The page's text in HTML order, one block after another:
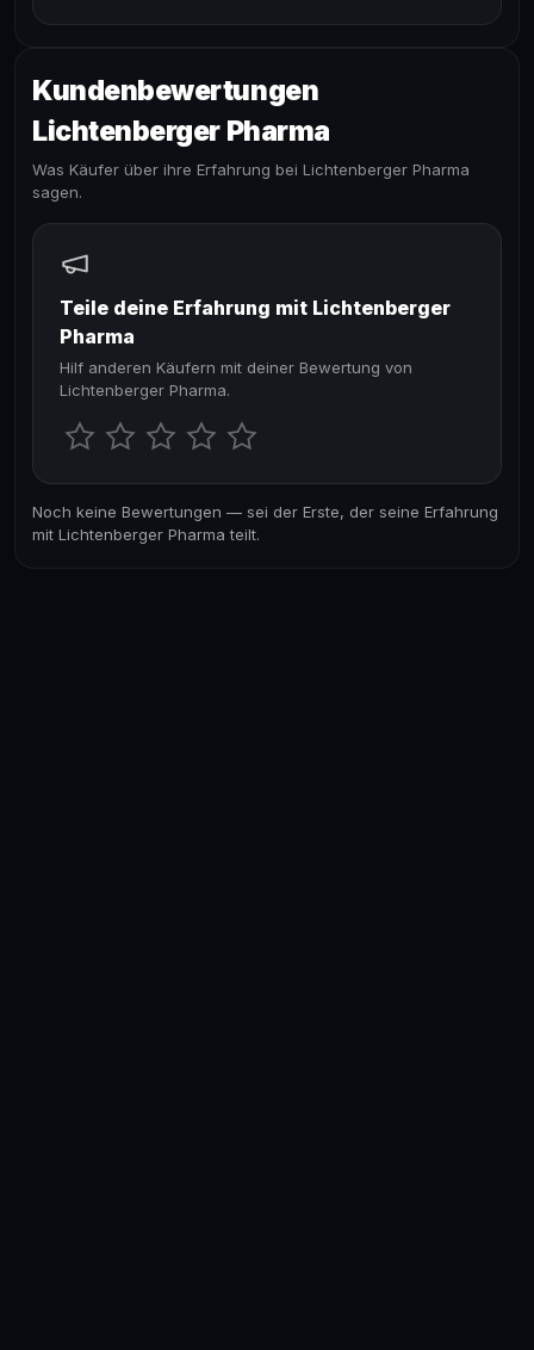
Kundenbewertungen
Lichtenberger Pharma
Was Käufer über ihre Erfahrung bei Lichtenberger Pharma
sagen.
Teile deine Erfahrung mit Lichtenberger
Pharma
Hilf anderen Käufern mit deiner Bewertung von
Lichtenberger Pharma.
Noch keine Bewertungen — sei der Erste, der seine Erfahrung
mit Lichtenberger Pharma teilt.